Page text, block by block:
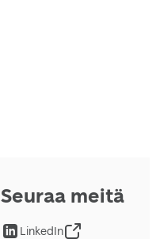
Seuraa meitä
LinkedIn